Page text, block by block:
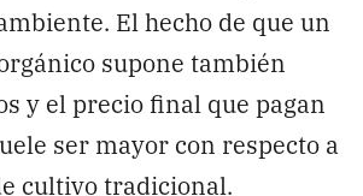
El hecho de que un
supone también
y el precio final que pagan
ser mayor con respecto a
cultivo tradicional.